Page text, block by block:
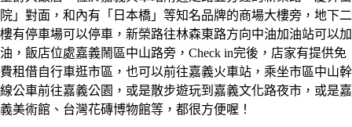
院」對面，和內有「日本橋」等知名品牌的商場大樓旁，地下二
樓有停車場可以停車，新榮路往林森東路方向中油加油站可以加
油，飯店位處嘉義鬧區中山路旁，Check in完後，店家有提供免
費租借自行車逛市區，也可以前往嘉義火車站，乘坐市區中山幹
線公車前往嘉義公園，或是散步遊玩到嘉義文化路夜市，或是嘉
義美術館、台灣花磚博物館等，都很方便喔！